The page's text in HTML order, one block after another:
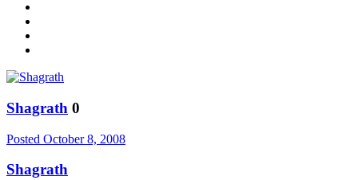
Shagrath 0
Posted October 8, 2008
Shagrath